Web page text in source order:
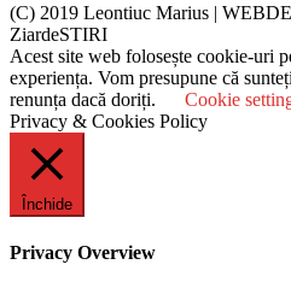
(C) 2019 Leontiuc Marius |
ZiardeSTIRI
Acest site web folosește cookie-uri
experiența. Vom presupune că
renunța dacă doriți.
Cookie
Privacy & Cookies Policy
Închide
Privacy Overview